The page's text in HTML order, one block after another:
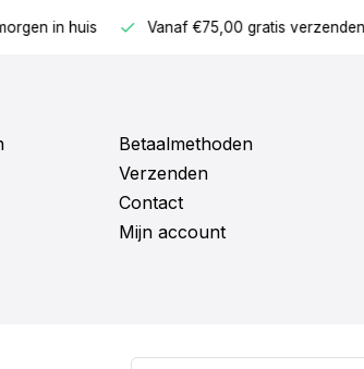
in huis Vanaf €75,00 gratis verzenden NL
Betaalmethoden
Verzenden
Contact
Mijn account